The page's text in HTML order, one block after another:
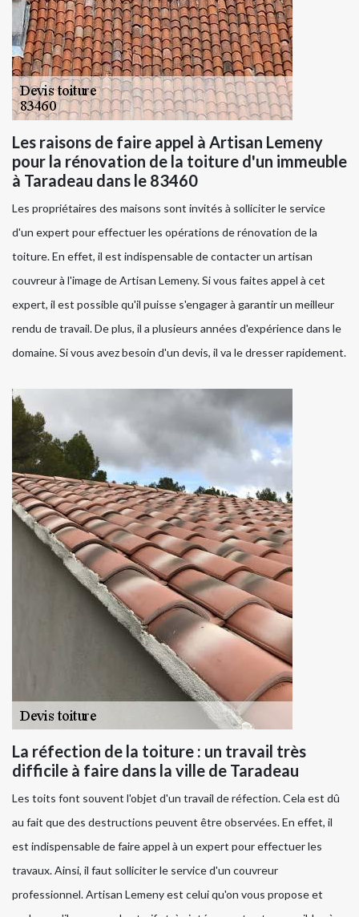
Les raisons de faire appel à Artisan Lemeny
pour la rénovation de la toiture d'un immeuble
à Taradeau dans le 83460
Les propriétaires des maisons sont invités à solliciter le service
d'un expert pour effectuer les opérations de rénovation de la
toiture. En effet, il est indispensable de contacter un artisan
couvreur à l'image de Artisan Lemeny. Si vous faites appel à cet
expert, il est possible qu'il puisse s'engager à garantir un meilleur
rendu de travail. De plus, il a plusieurs années d'expérience dans le
domaine. Si vous avez besoin d'un devis, il va le dresser rapidement.
La réfection de la toiture : un travail très
difficile à faire dans la ville de Taradeau
Les toits font souvent l'objet d'un travail de réfection. Cela est dû
au fait que des destructions peuvent être observées. En effet, il
est indispensable de faire appel à un expert pour effectuer les
travaux. Ainsi, il faut solliciter le service d'un couvreur
professionnel. Artisan Lemeny est celui qu'on vous propose et